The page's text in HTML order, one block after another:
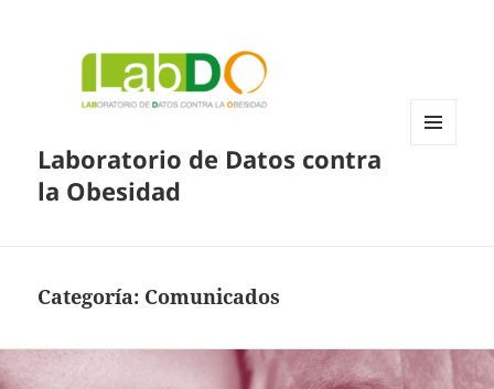
Laboratorio de Datos contra
la Obesidad
Categoría: Comunicados